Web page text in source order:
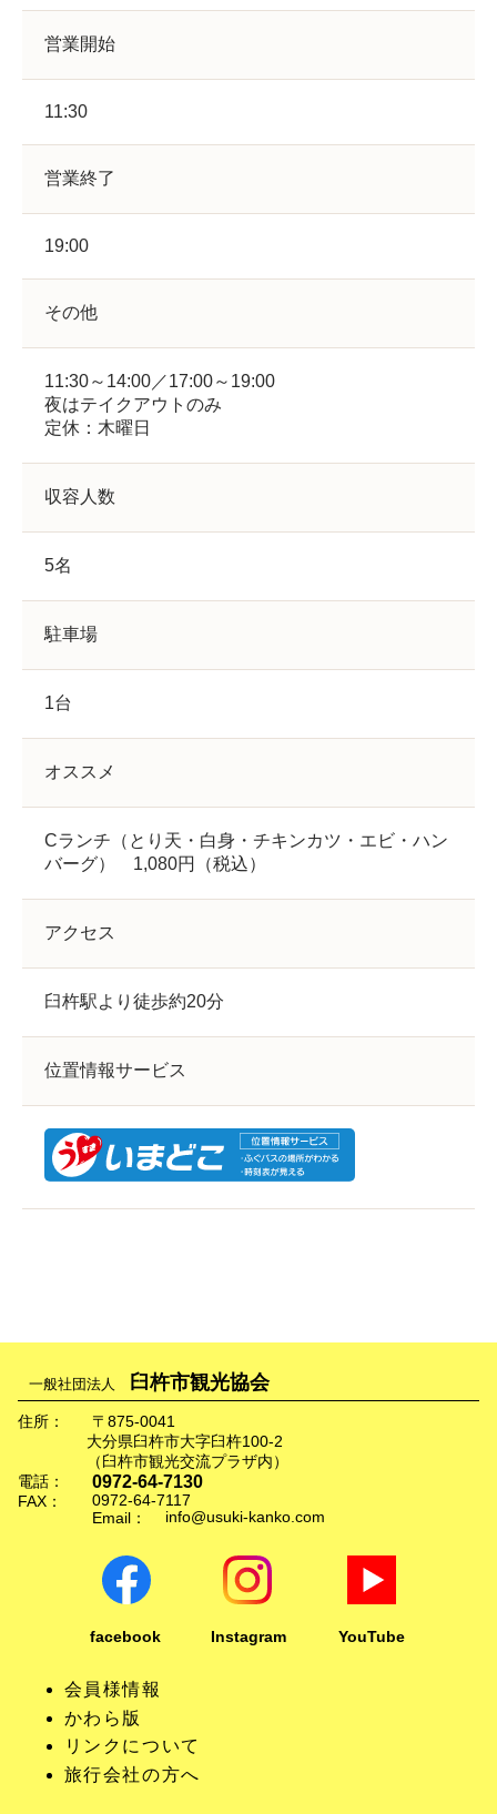
営業開始
11:30
営業終了
19:00
その他
11:30～14:00／17:00～19:00
夜はテイクアウトのみ
定休：木曜日
収容人数
5名
駐車場
1台
オススメ
Cランチ（とり天・白身・チキンカツ・エビ・ハン
バーグ） 1,080円（税込）
アクセス
臼杵駅より徒歩約20分
位置情報サービス
一般社団法人 臼杵市観光協会
住所：
〒875-0041
大分県臼杵市大字臼杵100-2
（臼杵市観光交流プラザ内）
電話：
0972-64-7130
FAX：
0972-64-7117
Email：
info@usuki-kanko.com
facebook Instagram YouTube
会員様情報
かわら版
リンクについて
旅行会社の方へ